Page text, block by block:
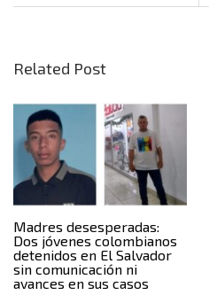
Related Post
Madres desesperadas:
Dos jóvenes colombianos
detenidos en El Salvador
sin comunicación ni
avances en sus casos